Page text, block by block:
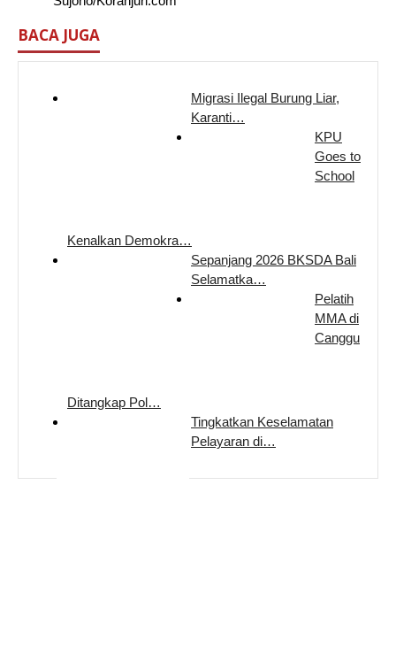
BACA JUGA
Migrasi Ilegal Burung Liar,
Karanti…
KPU
Goes to
School
Kenalkan Demokra…
Sepanjang 2026 BKSDA Bali
Selamatka…
Pelatih
MMA di
Canggu
Ditangkap Pol…
Tingkatkan Keselamatan
Pelayaran di…